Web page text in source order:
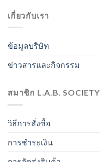
เกี่ยวกับเรา
ข้อมูลบริษัท
ข่าวสารและกิจกรรม
สมาชิก L.A.B. SOCIETY
วิธีการสั่งซื้อ
การชำระเงิน